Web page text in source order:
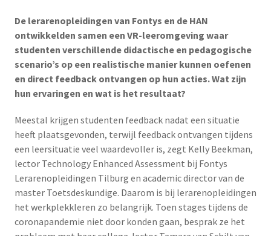
De lerarenopleidingen van Fontys en de HAN
ontwikkelden samen een VR-leeromgeving waar
studenten verschillende didactische en pedagogische
scenario’s op een realistische manier kunnen oefenen
en direct feedback ontvangen op hun acties. Wat zijn
hun ervaringen en wat is het resultaat?
Meestal krijgen studenten feedback nadat een situatie
heeft plaatsgevonden, terwijl feedback ontvangen tijdens
een leersituatie veel waardevoller is, zegt Kelly Beekman,
lector Technology Enhanced Assessment bij Fontys
Lerarenopleidingen Tilburg en academic director van de
master Toetsdeskundige. Daarom is bij lerarenopleidingen
het werkplekkleren zo belangrijk. Toen stages tijdens de
coronapandemie niet door konden gaan, besprak ze het